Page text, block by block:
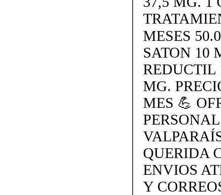
MESES
SATON 10
REDUCTIL
MG.
MES 💪
QUERIDA
ENVIOS
Y